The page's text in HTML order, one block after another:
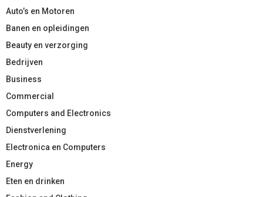
Auto’s en Motoren
Banen en opleidingen
Beauty en verzorging
Bedrijven
Business
Commercial
Computers and Electronics
Dienstverlening
Electronica en Computers
Energy
Eten en drinken